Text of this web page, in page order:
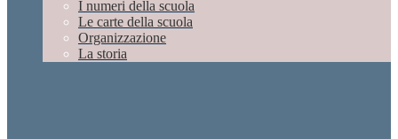
I numeri della scuola
Le carte della scuola
Organizzazione
La storia